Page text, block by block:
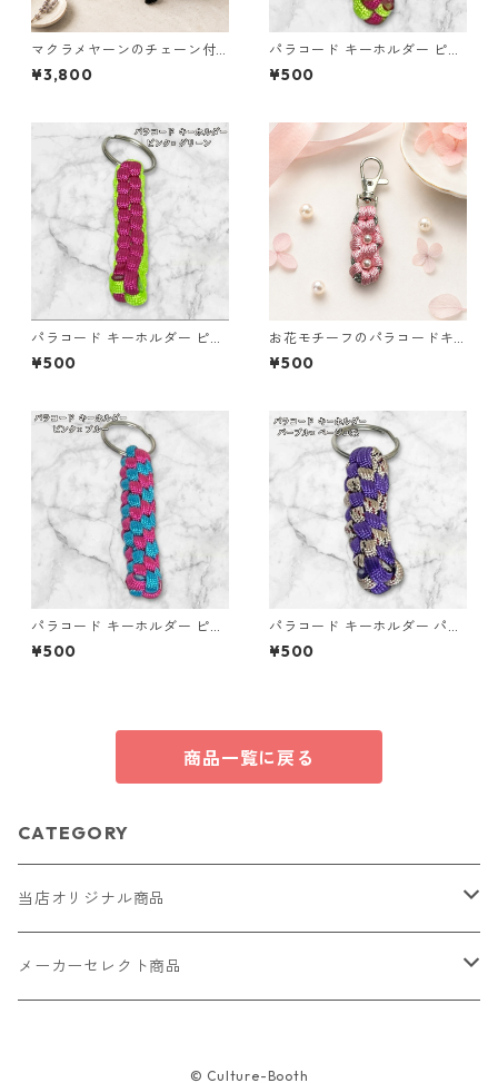
マクラメヤーンのチェーン付
ポーチ大小セット(紫) 巾着 布
小物 ハンドメイド 国産 本革
¥3,800
パラコード キーホルダー ピン
ク グリーン 編み込み s18
¥500
パラコード キーホルダー ピン
ク グリーン 編み込み s30
¥500
お花モチーフのパラコードキ
ーホルダー ピンク×グレー ハ
ンドメイド 国産 本革 ヌメ革
¥500
パラコード キーホルダー ピン
ク ブルー 編み込み s38 アウト
ドア
¥500
パラコード キーホルダー パー
プル ベージュ系 編み込み s34
¥500
商品一覧に戻る
CATEGORY
当店オリジナル商品
レザー（革）
メーカーセレクト商品
© Culture-Booth